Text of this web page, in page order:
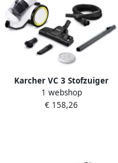
Karcher VC 3 Stofzuiger
1.198-053.0
1 webshop
€ 158,26